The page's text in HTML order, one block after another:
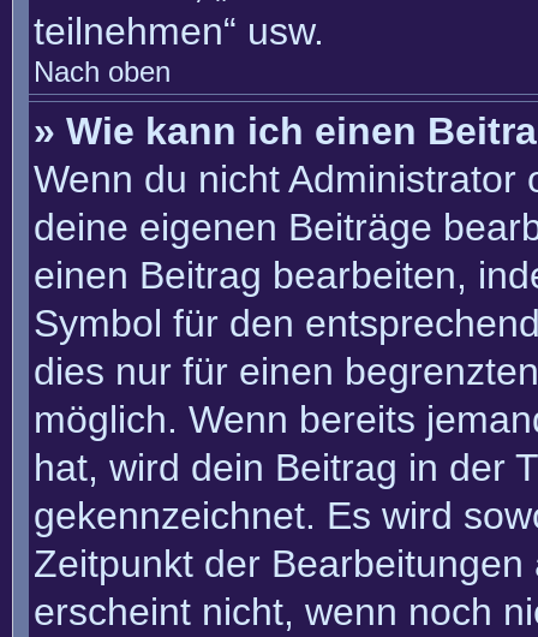
teilnehmen“ usw.
Nach oben
» Wie kann ich einen
Wenn du nicht
deine eigenen Beiträge
einen Beitrag bearbeiten,
Symbol für den
dies nur für einen
möglich. Wenn bereits
hat, wird dein Beitrag in der
gekennzeichnet. Es wird
Zeitpunkt der
erscheint nicht, wenn noch